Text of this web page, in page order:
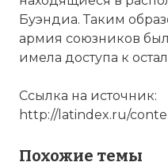
Буэндиа. Таким
армия союзников
имела доступа к
Ссылка на источник:
http://latindex.ru/
Похожие темы